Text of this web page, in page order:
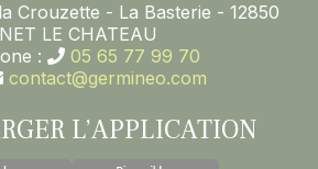
Crouzette - La Basterie - 12850
LE CHATEAU
:
05 65 77 99 70
contact@germineo.com
L’APPLICATION